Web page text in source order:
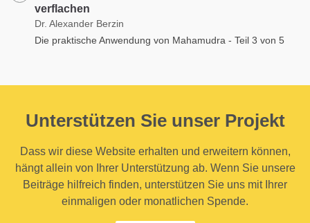
verflachen
Dr. Alexander Berzin
Die praktische Anwendung von Mahamudra - Teil 3 von 5
Unterstützen Sie unser Projekt
Dass wir diese Website erhalten und erweitern können,
hängt allein von Ihrer Unterstützung ab. Wenn Sie unsere
Beiträge hilfreich finden, unterstützen Sie uns mit Ihrer
einmaligen oder monatlichen Spende.